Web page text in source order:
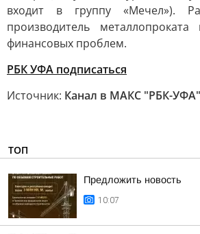
входит в группу «Мечел»).
производитель
финансовых проблем.
РБК УФА подписаться
Источник: Канал в МАКС "РБК-УФА"
ТОП
Предложить новость
10:07